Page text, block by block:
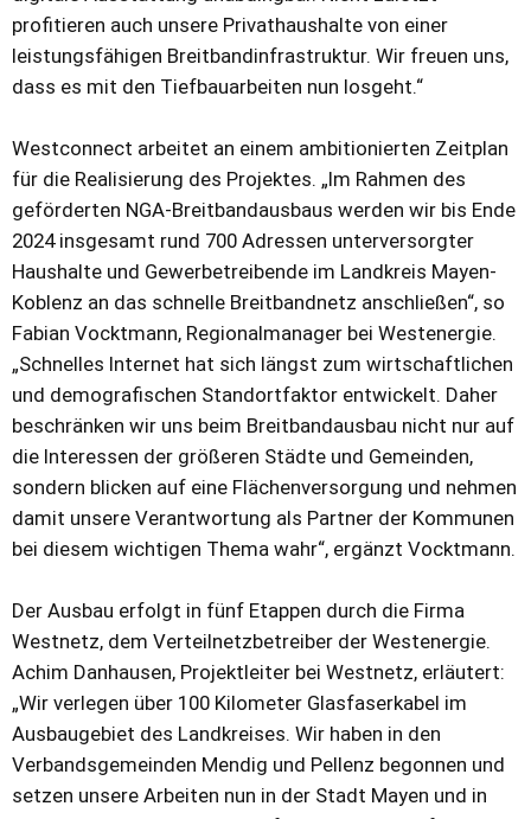
profitieren auch unsere Privathaushalte von einer
leistungsfähigen Breitbandinfrastruktur. Wir freuen uns,
dass es mit den Tiefbauarbeiten nun losgeht.“
Westconnect arbeitet an einem ambitionierten Zeitplan
für die Realisierung des Projektes. „Im Rahmen des
geförderten NGA-Breitbandausbaus werden wir bis Ende
2024 insgesamt rund 700 Adressen unterversorgter
Haushalte und Gewerbetreibende im Landkreis Mayen-
Koblenz an das schnelle Breitbandnetz anschließen“, so
Fabian Vocktmann, Regionalmanager bei Westenergie.
„Schnelles Internet hat sich längst zum wirtschaftlichen
und demografischen Standortfaktor entwickelt. Daher
beschränken wir uns beim Breitbandausbau nicht nur auf
die Interessen der größeren Städte und Gemeinden,
sondern blicken auf eine Flächenversorgung und nehmen
damit unsere Verantwortung als Partner der Kommunen
bei diesem wichtigen Thema wahr“, ergänzt Vocktmann.
Der Ausbau erfolgt in fünf Etappen durch die Firma
Westnetz, dem Verteilnetzbetreiber der Westenergie.
Achim Danhausen, Projektleiter bei Westnetz, erläutert:
„Wir verlegen über 100 Kilometer Glasfaserkabel im
Ausbaugebiet des Landkreises. Wir haben in den
Verbandsgemeinden Mendig und Pellenz begonnen und
setzen unsere Arbeiten nun in der Stadt Mayen und in